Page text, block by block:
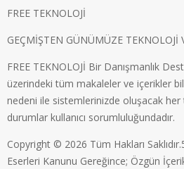
FREE TEKNOLOJİ
GEÇMİŞTEN GÜNÜMÜZE TEKNOLOJİ
FREE TEKNOLOJİ Bir Danışmanlık
üzerindeki tüm makaleler ve içerikler
nedeni ile sistemlerinizde oluşacak her
durumlar kullanıcı sorumluluğundadır.
Copyright © 2026 Tüm Hakları
Eserleri Kanunu Gereğince; Özgün